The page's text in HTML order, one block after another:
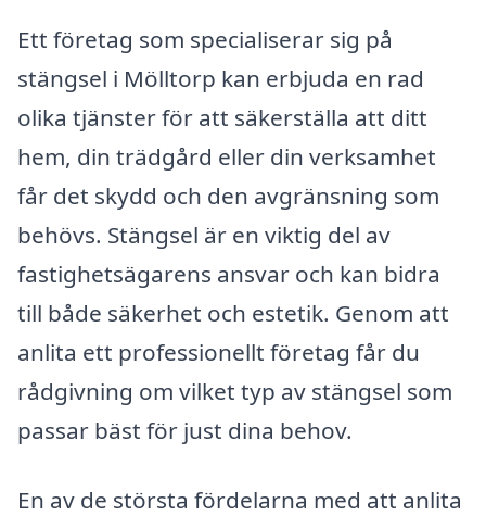
Ett företag som specialiserar sig på
stängsel i Mölltorp kan erbjuda en rad
olika tjänster för att säkerställa att ditt
hem, din trädgård eller din verksamhet
får det skydd och den avgränsning som
behövs. Stängsel är en viktig del av
fastighetsägarens ansvar och kan bidra
till både säkerhet och estetik. Genom att
anlita ett professionellt företag får du
rådgivning om vilket typ av stängsel som
passar bäst för just dina behov.
En av de största fördelarna med att anlita